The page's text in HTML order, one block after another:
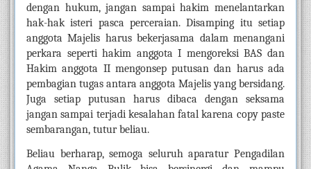
dengan hukum, jangan sampai hakim menelantarkan
hak-hak isteri pasca perceraian. Disamping itu setiap
anggota Majelis harus bekerjasama dalam menangani
perkara seperti hakim anggota I mengoreksi BAS dan
Hakim anggota II mengonsep putusan dan harus ada
pembagian tugas antara anggota Majelis yang bersidang.
Juga setiap putusan harus dibaca dengan seksama
jangan sampai terjadi kesalahan fatal karena copy paste
sembarangan, tutur beliau.
Beliau berharap, semoga seluruh aparatur Pengadilan